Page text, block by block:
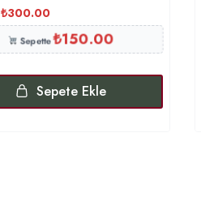
₺300.00
Sepette₺150.00
Sepete Ekle